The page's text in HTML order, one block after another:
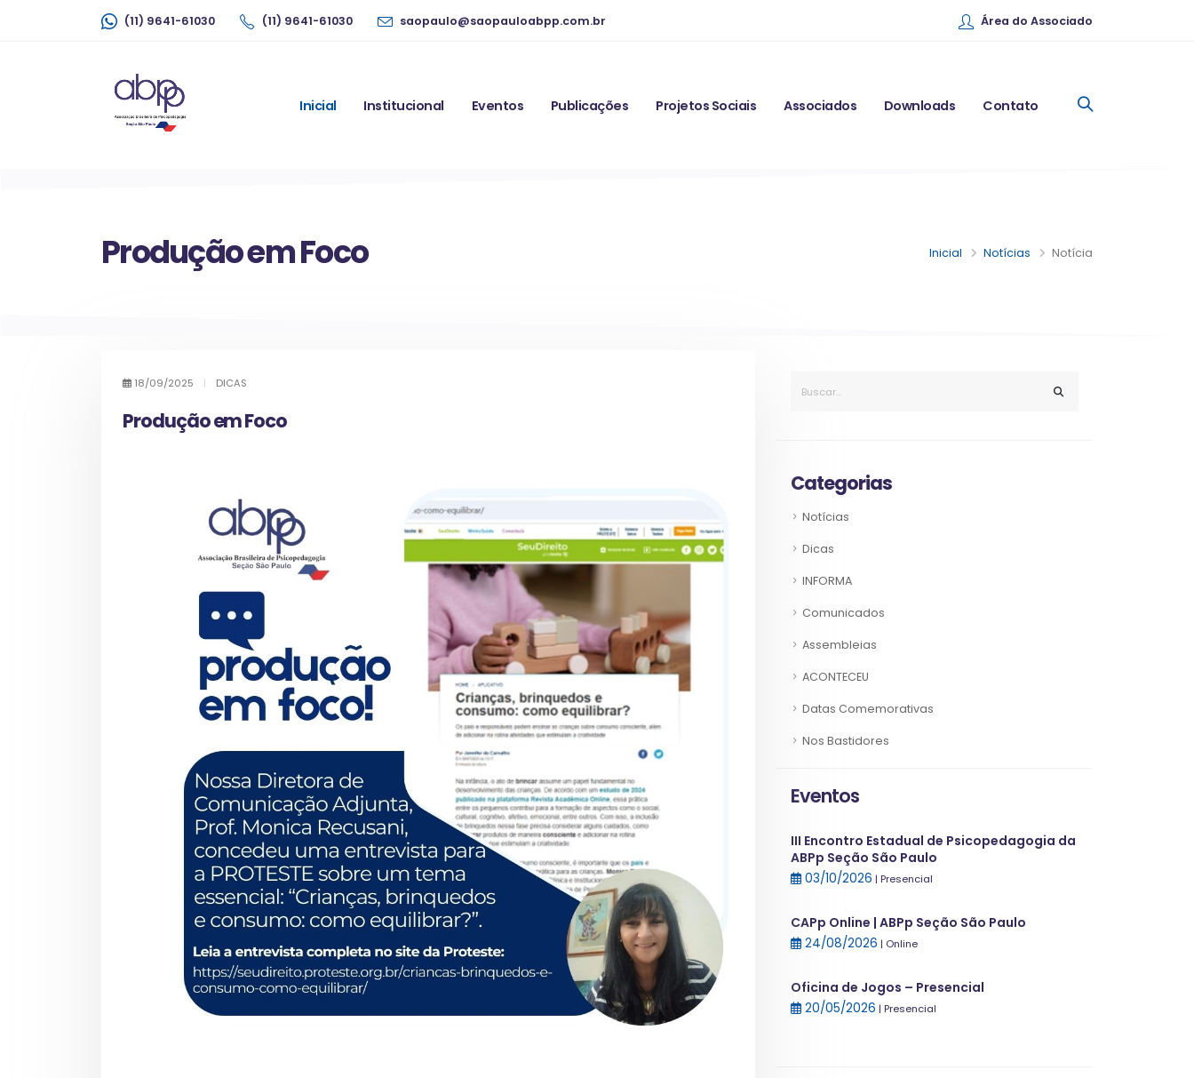
(11) 9641-61030 (11) 9641-61030 saopaulo@saopauloabpp.com.br Área do Associado
Inicial Institucional Eventos Publicações Projetos Sociais Associados Downloads Contato
Produção em Foco Inicial Notícias Notícia
18/09/2025 | DICAS
Produção em Foco
Categorias
Notícias
Dicas
INFORMA
Comunicados
Assembleias
ACONTECEU
Datas Comemorativas
Nos Bastidores
Eventos
III Encontro Estadual de Psicopedagogia da
ABPp Seção São Paulo
03/10/2026 | Presencial
CAPp Online | ABPp Seção São Paulo
24/08/2026 | Online
Oficina de Jogos – Presencial
20/05/2026 | Presencial